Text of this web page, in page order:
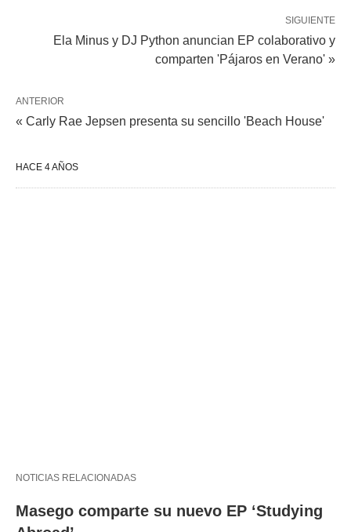
SIGUIENTE
Ela Minus y DJ Python anuncian EP colaborativo y
comparten 'Pájaros en Verano' »
ANTERIOR
« Carly Rae Jepsen presenta su sencillo 'Beach House'
HACE 4 AÑOS
NOTICIAS RELACIONADAS
Masego comparte su nuevo EP ‘Studying